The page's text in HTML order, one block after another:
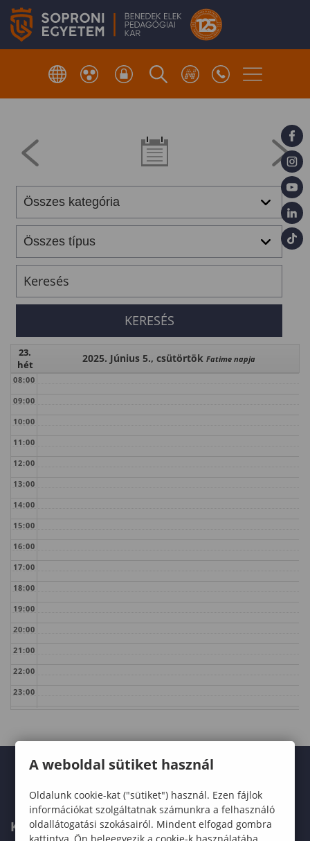
23.
hét
2025. Június 5., csütörtök Fatime napja
08:00
09:00
10:00
11:00
12:00
13:00
14:00
15:00
16:00
17:00
18:00
19:00
20:00
21:00
22:00
23:00
KARUNK
A weboldal sütiket használ
Oldalunk cookie-kat ("sütiket") használ. Ezen fájlok
információkat szolgáltatnak számunkra a felhasználó
oldallátogatási szokásairól. Mindent elfogad gombra
kattintva, Ön beleegyezik a cookie-k használatába,